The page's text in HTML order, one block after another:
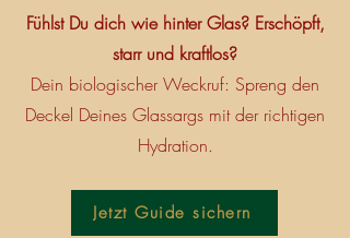
Fühlst Du dich wie hinter Glas? Erschöpft,
starr und kraftlos?
Dein biologischer Weckruf: Spreng den
Deckel Deines Glassargs mit der richtigen
Hydration.
Jetzt Guide sichern